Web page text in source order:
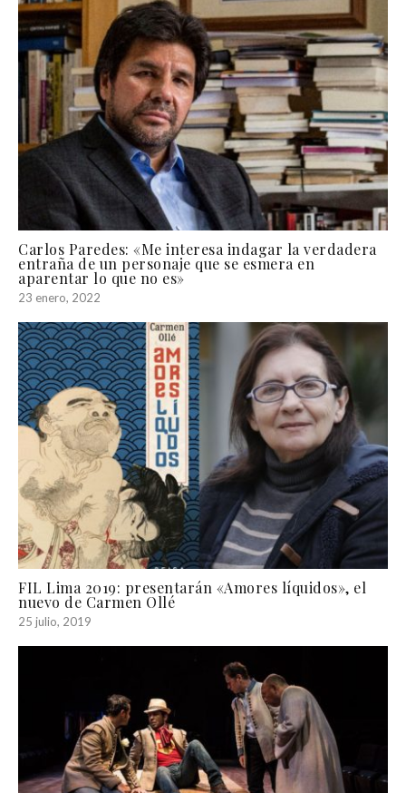
Carlos Paredes: «Me interesa indagar la verdadera
entraña de un personaje que se esmera en
aparentar lo que no es»
23 enero, 2022
FIL Lima 2019: presentarán «Amores líquidos», el
nuevo de Carmen Ollé
25 julio, 2019